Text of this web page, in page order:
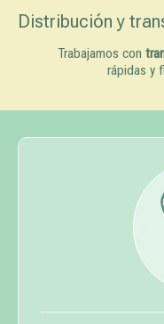
Distribución y
Trabajamos con
rápidas y